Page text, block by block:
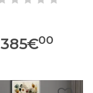
385€00